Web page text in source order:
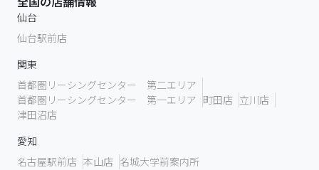
仙台
仙台駅前店
関東
首都圏リーシングセンター 第二エリア
首都圏リーシングセンター 第一エリア 町田店 立川店
津田沼店
愛知
名古屋駅前店 本山店 名城大学前案内所